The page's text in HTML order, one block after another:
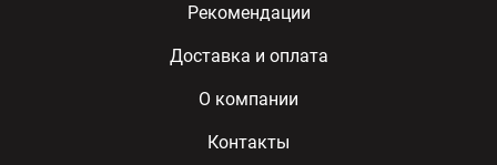
Рекомендации
Доставка и оплата
О компании
Контакты